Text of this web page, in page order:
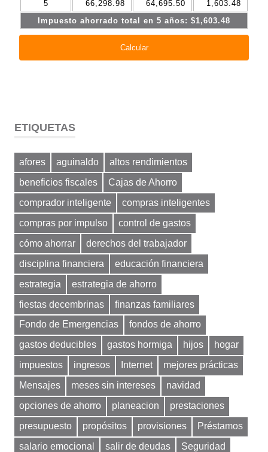
ETIQUETAS
afores aguinaldo
altos rendimientos
beneficios fiscales
Cajas de Ahorro
comprador inteligente
compras inteligentes
compras por impulso
control de gastos
cómo ahorrar
derechos del trabajador
disciplina financiera
educación financiera
estrategia
estrategia de ahorro
fiestas decembrinas
finanzas familiares
Fondo de Emergencias
fondos de ahorro
gastos deducibles
gastos hormiga hijos
hogar
impuestos
ingresos Internet
mejores prácticas
Mensajes
meses sin intereses
navidad
opciones de ahorro
planeacion
prestaciones
presupuesto
propósitos provisiones
Préstamos
salario emocional
salir de deudas Seguridad